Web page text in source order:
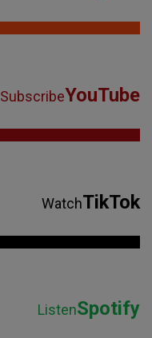
SubscribeYouTube
WatchTikTok
ListenSpotify